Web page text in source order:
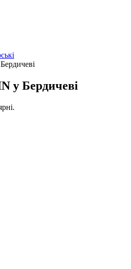
у Бердичеві